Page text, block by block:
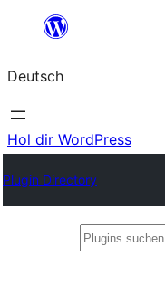
springen
Deutsch
Hol dir WordPress
Plugin Directory
Plugins